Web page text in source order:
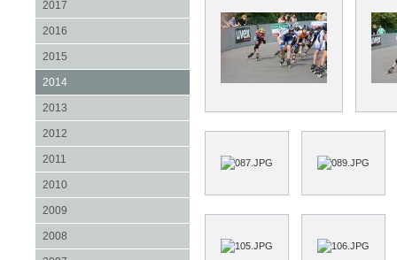
2017
2016
2015
2014
2013
2012
2011
2010
2009
2008